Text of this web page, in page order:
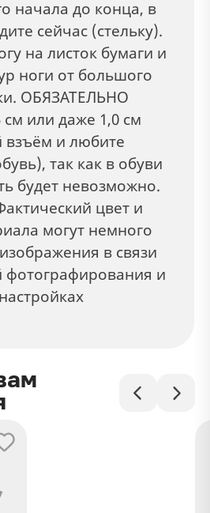
начала до конца, в
сейчас (стельку).
на листок бумаги и
ноги от большого
ОБЯЗАТЕЛЬНО
см или даже 1,0 см
и любите
так как в обуви
будет невозможно.
цвет и
могут немного
в связи
фотографирования и